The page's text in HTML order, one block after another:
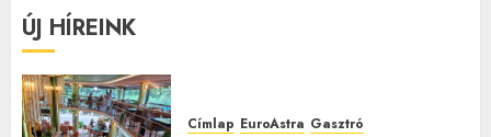
ÚJ HÍREINK
Címlap EuroAstra Gasztró